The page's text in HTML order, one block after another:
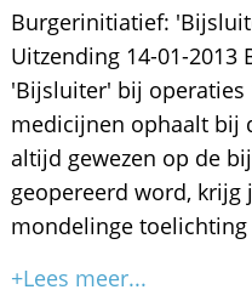
Burgerinitiatief:
Uitzending 14-01-2013
'Bijsluiter' bij operaties
medicijnen ophaalt bij
altijd gewezen op de
geopereerd word, krijg
mondelinge toelichting
+Lees meer...